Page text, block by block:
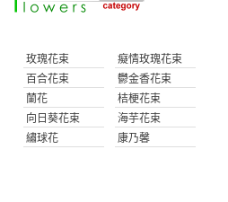
玫瑰花束
癡情玫瑰花束
百合花束
鬱金香花束
蘭花
桔梗花束
向日葵花束
海芋花束
繡球花
康乃馨